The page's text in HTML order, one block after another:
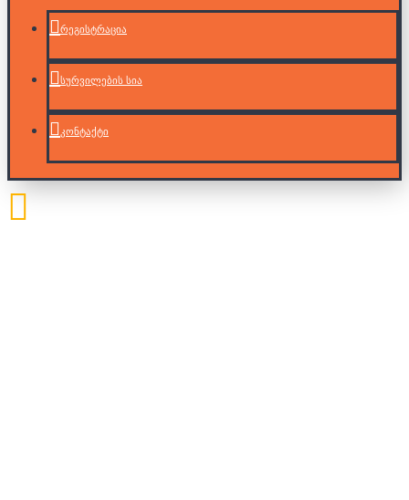
რეგისტრაცია
სურვილების სია
კონტაქტი